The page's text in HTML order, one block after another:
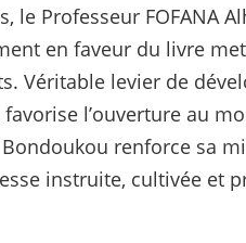
le Professeur FOFANA
en faveur du livre
Véritable levier de
l’ouverture au
Bondoukou renforce sa
instruite, cultivée et